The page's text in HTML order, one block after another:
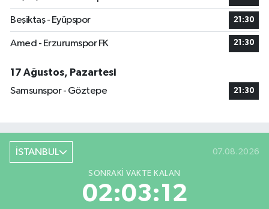
Beşiktaş - Eyüpspor 21:30
Amed - Erzurumspor FK 21:30
17 Ağustos, Pazartesi
Samsunspor - Göztepe
21:30
İSTANBUL 07.08.2026
SONRAKI VAKTE KALAN
02:03:11